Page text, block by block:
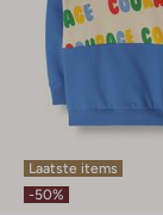
Laatste items
-50%